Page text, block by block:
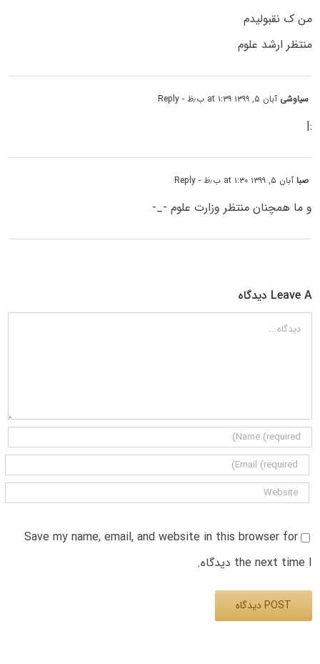
من ک نقبولیدم
منتظر ارشد علوم
سیاوشی آبان ۵, ۱۳۹۹ at ۱:۳۹ ب٫ظ - Reply
:|
صباآبان ۵, ۱۳۹۹ at ۱:۳۰ ب٫ظ - Reply
و ما همچنان منتظر وزارت علوم -_-
Leave A دیدگاه
دیدگاه
Save my name, email, and website in this browser for
the next time I دیدگاه.